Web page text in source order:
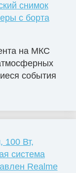
снимок
с борта
на МКС
события
100 Вт,
система
Realme